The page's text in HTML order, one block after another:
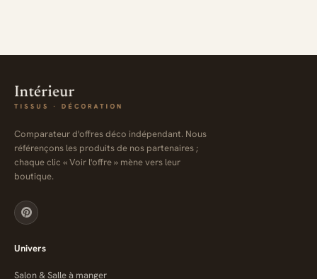
Comparateur d'offres déco indépendant. Nous
référençons les produits de nos partenaires ;
chaque clic « Voir l'offre » mène vers leur
boutique.
Univers
Salon & Salle à manger